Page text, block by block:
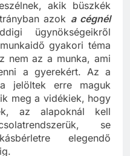
akik büszkék
azok a cégnél
ügynökségeikről
gyakori téma
nem az a munka, ami
a gyerekért. Az a
jelöltek erre maguk
meg a vidékiek, hogy
az alapoknál kell
se
elegendő